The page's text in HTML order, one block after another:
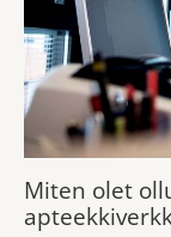
Miten olet